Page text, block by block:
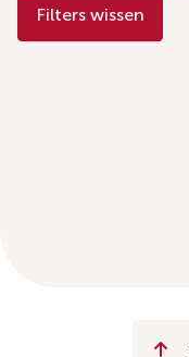
Filters wissen